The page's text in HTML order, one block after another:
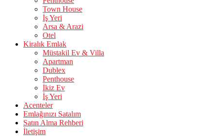
Town House
İş Yeri
Arsa & Arazi
Otel
Kiralık Emlak
Müstakil Ev & Villa
Apartman
Dublex
Penthouse
İkiz Ev
İş Yeri
Acenteler
Emlağınızı Satalım
Satın Alma Rehberi
İletişim